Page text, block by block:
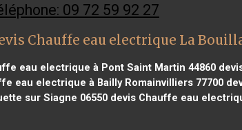
09 72 59 92 27
Chauffe eau electrique La
eau electrique à Pont Saint Martin 44860
eau electrique à Bailly Romainvilliers 77700
sur Siagne 06550devis Chauffe eau